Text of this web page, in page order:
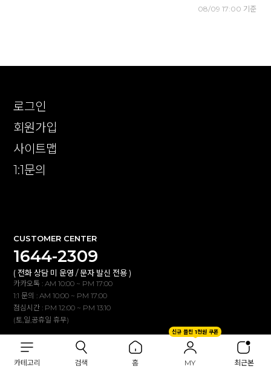
카테고리 검색 홈
신규 플친 1천원 쿠폰
MY 최근본
08/09 17:00 기준
로그인
회원가입
사이트맵
1:1문의
CUSTOMER CENTER
1644-2309
( 전화 상담 미 운영 / 문자 발신 전용 )
카카오톡 : AM 10:00 ~ PM 17:00
1:1 문의 : AM 10:00 ~ PM 17:00
점심시간 : PM 12:00 ~ PM 13:10
(토,일,공휴일 휴무)
BANK INFO